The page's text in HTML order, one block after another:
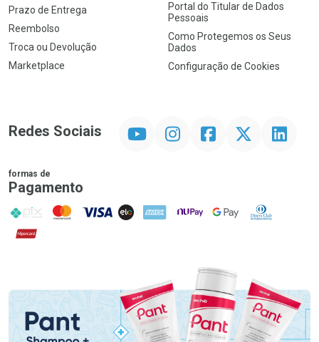
Prazo de Entrega
Reembolso
Troca ou Devolução
Marketplace
Portal do Titular de Dados
Pessoais
Como Protegemos os Seus
Dados
Configuração de Cookies
Redes Sociais InstagramFacebookTwitter Linkedin
formas de
Pagamento
PIX MasterCard
VISA ELO AMEX NuPay Google PayDiners Club
Hipercard